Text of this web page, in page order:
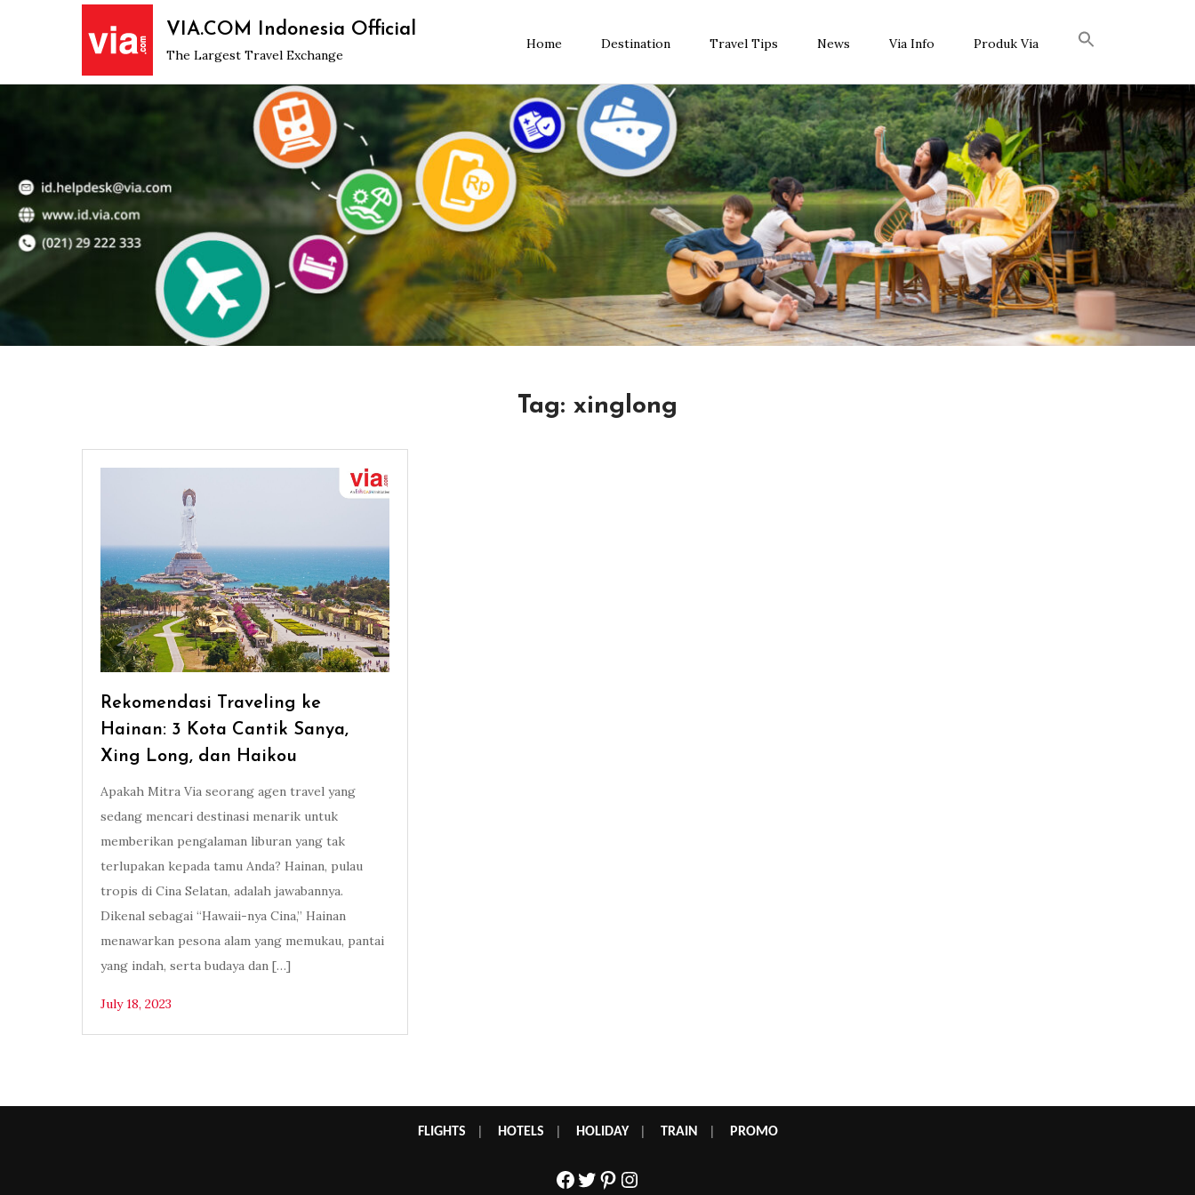
VIA.COM Indonesia Official
The Largest Travel Exchange
Home Destination Travel Tips News Via Info Produk Via
Tag: xinglong
Rekomendasi Traveling ke
Hainan: 3 Kota Cantik Sanya,
Xing Long, dan Haikou
Apakah Mitra Via seorang agen travel yang
sedang mencari destinasi menarik untuk
memberikan pengalaman liburan yang tak
terlupakan kepada tamu Anda? Hainan, pulau
tropis di Cina Selatan, adalah jawabannya.
Dikenal sebagai “Hawaii-nya Cina,” Hainan
menawarkan pesona alam yang memukau, pantai
yang indah, serta budaya dan […]
July 18, 2023
FLIGHTS HOTELS HOLIDAY| TRAIN PROMO
Facebook
Twitter
Pinterest
Instagram